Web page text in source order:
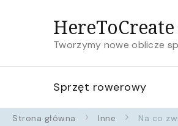
Tworzymy nowe oblicze
Sprzęt rowerowy
Strona główna Inne Na co